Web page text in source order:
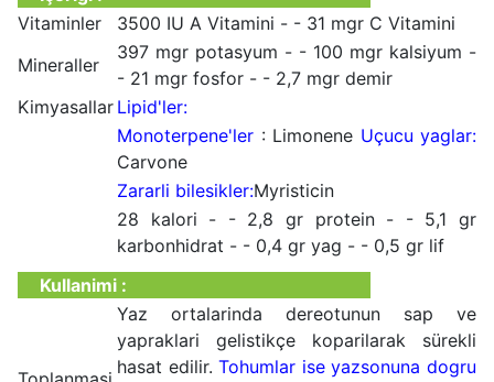
Vitaminler
3500 IU A Vitamini - - 31 mgr C Vitamini
Mineraller
397 mgr potasyum - - 100 mgr kalsiyum -
- 21 mgr fosfor - - 2,7 mgr demir
Kimyasallar Lipid'ler:
Monoterpene'ler : Limonene Uçucu yaglar:
Carvone
Zararli bilesikler:Myristicin
28 kalori - - 2,8 gr protein - - 5,1 gr
karbonhidrat - - 0,4 gr yag - - 0,5 gr lif
Kullanimi :
Yaz ortalarinda dereotunun sap ve
yapraklari gelistikçe koparilarak sürekli
hasat edilir.Tohumlar ise yazsonuna dogru